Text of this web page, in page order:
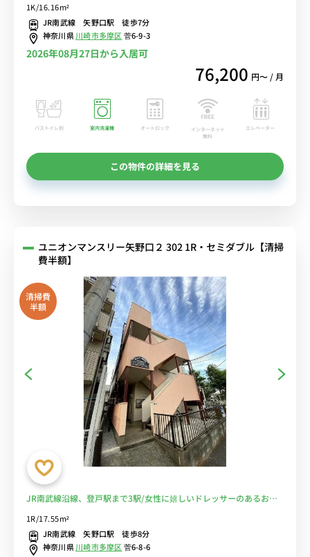
し/駅前には25時まで営業の「FUJI」やいなげやなどスーパー複数あ
り/多摩川沿いを散歩するのも気持ちいい■選べるWi-Fi格安レンタル
中！
1K/16.16m²
JR南武線 矢野口駅 徒歩7分
神奈川県川崎市多摩区菅6-9-3
2026年08月27日から入居可
76,200 円〜 / 月
バストイレ別 室内洗濯機 オートロック
インターネット
無料
エレベーター
この物件の詳細を見る
ユニオンマンスリー矢野口２ 302 1R・セミダブル【清掃
費半額】
清掃費
半額
JR南武線沿線、登戸駅まで3駅/女性に嬉しいドレッサーのあるお部
1R/17.55m²
JR南武線 矢野口駅 徒歩8分
神奈川県川崎市多摩区菅6-8-6